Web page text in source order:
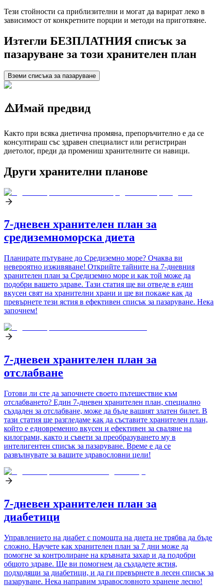
Тези стойности са приблизителни и могат да варират леко в
зависимост от конкретните порции и методи на приготвяне.
Изтегли БЕЗПЛАТНИЯ списък за
пазаруване за този хранителен план
Вземи списъка за пазаруване
⚠️Имай предвид
Както при всяка диетична промяна, препоръчително е да се
консултираш със здравен специалист или регистриран
диетолог, преди да промениш хранителните си навици.
Други хранителни планове
7-дневен хранителен план за
средиземноморска диета
Планирате пътуване до Средиземно море? Очаква ви
невероятно изживяване! Открийте тайните на 7-дневния
хранителен план за Средиземно море и как той може да
подобри вашето здраве. Тази статия ще ви отведе в един
вкусен свят на хранителни храни и ще ви покаже как да
превърнете тези ястия в ефективен списък за пазаруване. Нека
започнем!
7-дневен хранителен план за
отслабване
Готови ли сте да започнете своето пътешествие към
отслабването? Един 7-дневен хранителен план, специално
създаден за отслабване, може да бъде вашият златен билет. В
тази статия ще разгледаме как да съставите хранителен план,
който е едновременно вкусен и ефективен за сваляне на
килограми, както и съвети за преобразуването му в
интелигентен списък за пазаруване. Време е да се
развълнувате за вашите здравословни цели!
7-дневен хранителен план за
диабетици
Управлението на диабет с помощта на диета не трябва да бъде
сложно. Научете как хранителен план за 7 дни може да
помогне за контролиране на кръвната захар и да подобри
общото здраве. Ще ви помогнем да създадете ястия,
подходящи за диабетици, и да ги превърнете в лесен списък за
пазаруване. Нека направим здравословното хранене лесно!